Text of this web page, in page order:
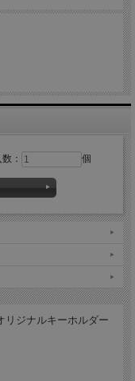
ハンドメイドの皮革
： 個
リジナルキーホルダー